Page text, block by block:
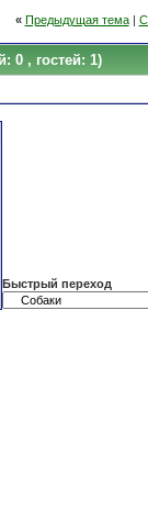
« Предыдущая тема|
0 , гостей: 1)
Быстрый переход